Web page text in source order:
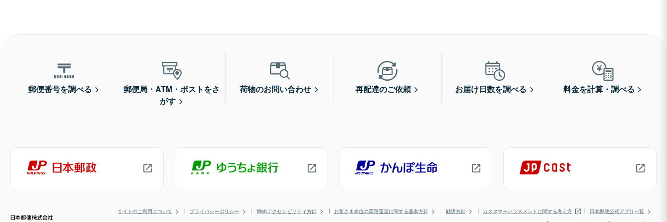
郵便番号を調べる
郵便局・ATM・ポストをさ
がす
荷物のお問い合わせ 再配達のご依頼 お届け日数を調べる 料金を計算・調べる
サイトのご利用について プライバシーポリシー Webアクセシビリティ方針 お客さま本位の業務運営に関する基本方針 勧誘方針 カスタマーハラスメントに関する考え方
日本郵便公式アプリ一覧